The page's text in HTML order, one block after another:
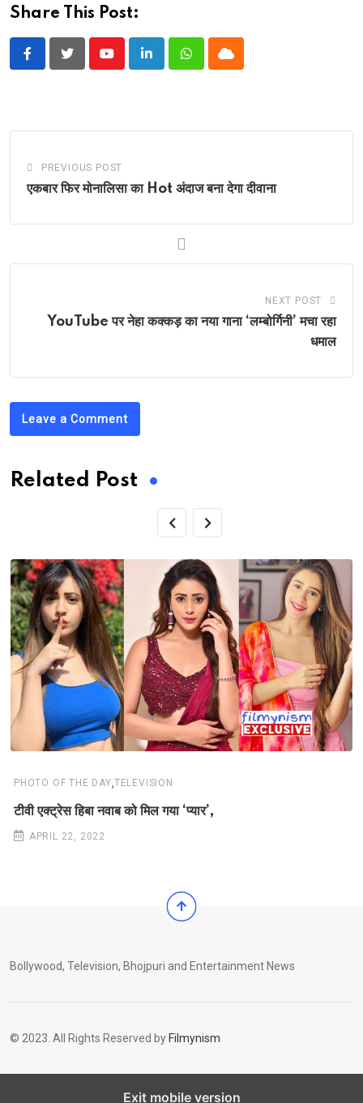
Share This Post:
YoutubeLinkedInWhatsappCloud
PREVIOUS POST
एकबार फिर मोनालिसा का Hot अंदाज बना देगा दीवाना
NEXT POST
YouTube पर नेहा कक्कड़ का नया गाना ‘लम्बोर्गिनी’ मचा रहा
धमाल
Leave a Comment
Related Post
PHOTO OF THE DAY,TELEVISION
टीवी एक्ट्रेस हिबा नवाब को मिल गया ‘प्यार’,
APRIL 22, 2022
Bollywood, Television, Bhojpuri and Entertainment News
© 2023. All Rights Reserved by Filmynism
Exit mobile version